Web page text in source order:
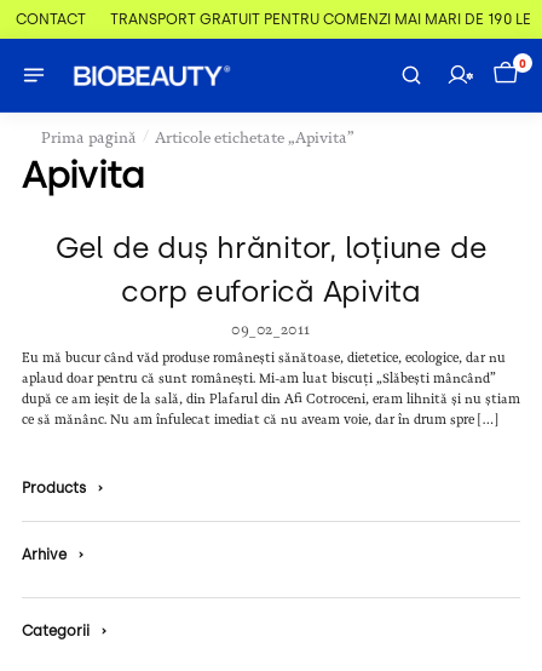
CONTACT TRANSPORT GRATUIT PENTRU COMENZI MAI MARI DE 190 LEI
0
Prima pagină / Articole etichetate „Apivita”
Apivita
Gel de duș hrănitor, loțiune de
corp euforică Apivita
09_02_2011
Eu mă bucur când văd produse românești sănătoase, dietetice, ecologice, dar nu
aplaud doar pentru că sunt românești. Mi-am luat biscuți „Slăbești mâncând”
după ce am ieșit de la sală, din Plafarul din Afi Cotroceni, eram lihnită și nu știam
ce să mănânc. Nu am înfulecat imediat că nu aveam voie, dar în drum spre […]
Products ›
Arhive ›
Categorii ›